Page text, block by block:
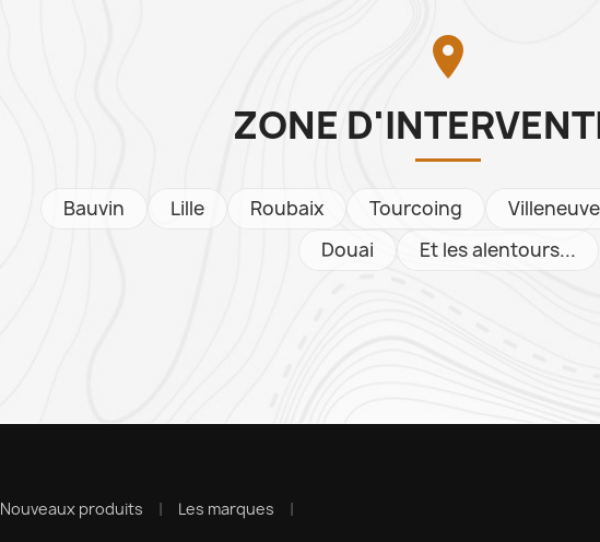

ZONE
Bauvin Lille Roubaix Tourcoing
Douai
Et les alentours...
Nouveaux produits Les marques